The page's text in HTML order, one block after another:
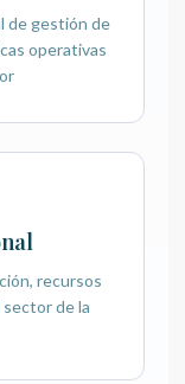
de gestión de
operativas
recursos
de la